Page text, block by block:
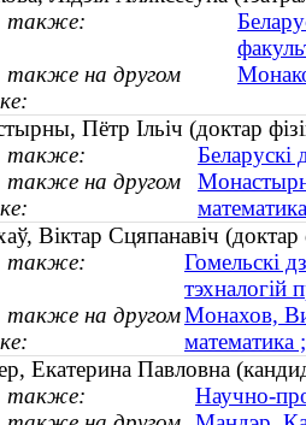
также:
на другом
Пётр Ільіч (доктар
также:
Беларускі
на другом
Віктар Сцяпанавіч
также:
Гомельскі
тэхналогій
на другомМонахов,
математика
Екатерина Павловна
также:
Научно-